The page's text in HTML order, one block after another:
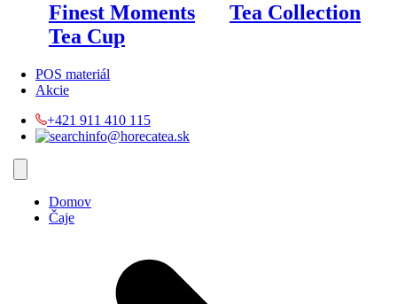
Finest Moments
Tea Cup
Tea Collection
POS materiál
Akcie
+421 911 410 115‬
info@horecatea.sk
Domov
Čaje